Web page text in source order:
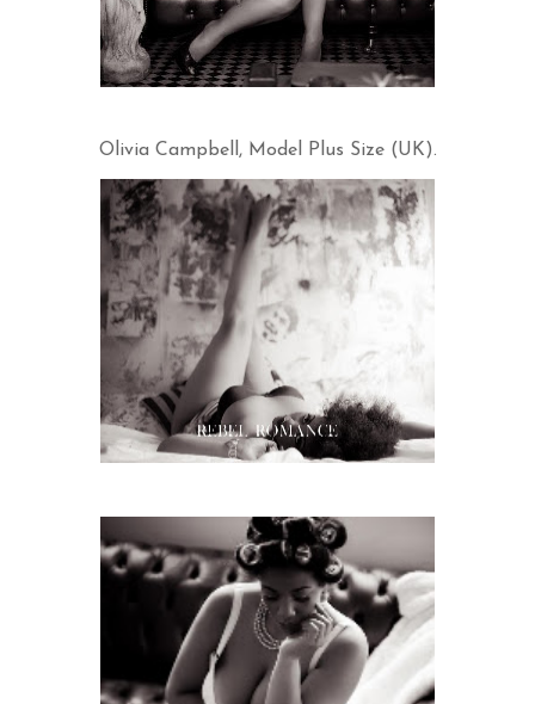
Olivia Campbell, Model Plus Size (UK).